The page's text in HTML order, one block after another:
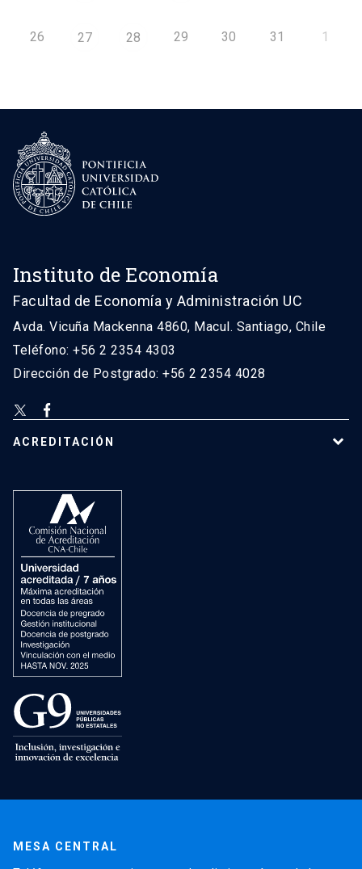
26 27 28 29 30 31 1
Instituto de Economía
Facultad de Economía y Administración UC
Avda. Vicuña Mackenna 4860, Macul. Santiago, Chile
Teléfono: +56 2 2354 4303
Dirección de Postgrado: +56 2 2354 4028
ACREDITACIÓN
MESA CENTRAL